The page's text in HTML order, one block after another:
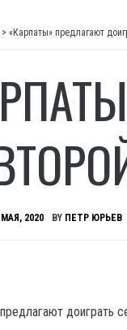
> «Карпаты» предлагают
МАЯ, 2020 BY ПЕТР ЮРЬЕВ